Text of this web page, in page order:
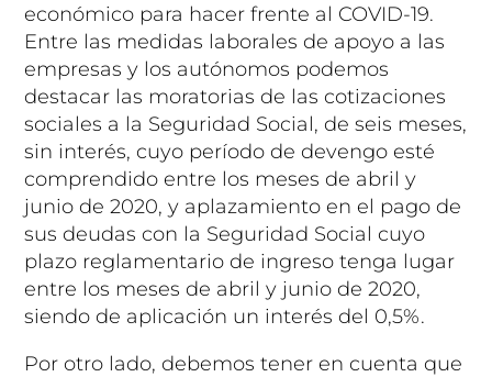
económico para hacer frente al COVID-19.
Entre las medidas laborales de apoyo a las
empresas y los autónomos podemos
destacar las moratorias de las cotizaciones
sociales a la Seguridad Social, de seis meses,
sin interés, cuyo período de devengo esté
comprendido entre los meses de abril y
junio de 2020, y aplazamiento en el pago de
sus deudas con la Seguridad Social cuyo
plazo reglamentario de ingreso tenga lugar
entre los meses de abril y junio de 2020,
siendo de aplicación un interés del 0,5%.
Por otro lado, debemos tener en cuenta que